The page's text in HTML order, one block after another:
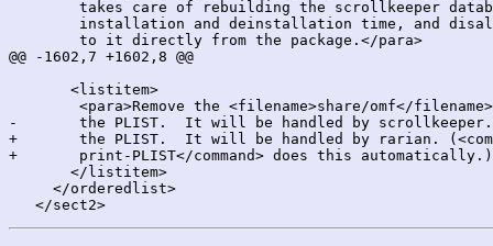
@@ -1602,7 +1602,8 @@
       <listitem>
-	the PLIST.  It will be handled by scrollkeeper.</para>
+	the PLIST.  It will be handled by rarian. (<command>make
+	print-PLIST</command> does this automatically.)</para>
       </listitem>
     </orderedlist>